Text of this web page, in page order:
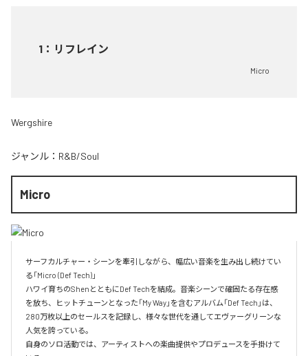
1 ： リフレイン
Micro
Wergshire
ジャンル： R&B/Soul
Micro
サーフカルチャー・シーンを牽引しながら、幅広い音楽を生み出し続けてい
る「Micro (Def Tech)」
ハワイ育ちのShenとともにDef Techを結成。音楽シーンで確固たる存在感
を放ち、ヒットチューンとなった「My Way」を含むアルバム「Def Tech」は、
280万枚以上のセールスを記録し、様々な世代を通してエヴァーグリーンな
人気を誇っている。
自身のソロ活動では、アーティストへの楽曲提供やプロデュースを手掛けて